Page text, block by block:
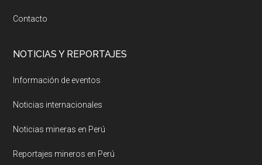
Contacto
NOTICIAS Y REPORTAJES
Información de eventos
Noticias internacionales
Noticias mineras en Perú
Reportajes mineros en Perú